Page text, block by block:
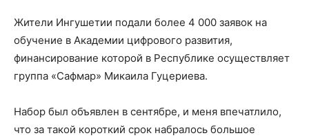
Жители Ингушетии подали более 4 000 заявок на
обучение в Академии цифрового развития,
финансирование которой в Республике осуществляет
группа «Сафмар» Микаила Гуцериева.
Набор был объявлен в сентябре, и меня впечатлило,
что за такой короткий срок набралось большое